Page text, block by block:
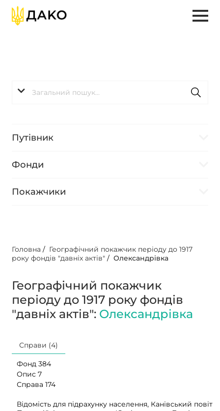
Путівник
Фонди
Покажчики
Головна / Географічний покажчик періоду до 1917
року фондів "давніх актів" / Олександрівка
Географічний покажчик
періоду до 1917 року фондів
"давніх актів": Олександрівка
Справи (4)
Фонд 384
Опис 7
Справа 174
Відомість для підрахунку населення, Канівський повіт